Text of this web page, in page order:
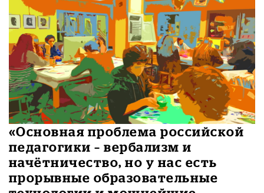
«Основная проблема российской
педагогики – вербализм и
начётничество, но у нас есть
прорывные образовательные